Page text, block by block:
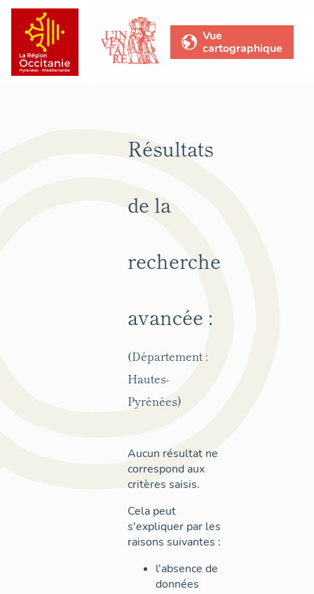
Vue
cartographique
Résultats
de la
recherche
avancée :
(Département :
Hautes-
Pyrénées)
Aucun résultat ne
correspond aux
critères saisis.
Cela peut
s'expliquer par les
raisons suivantes :
l'absence de
données